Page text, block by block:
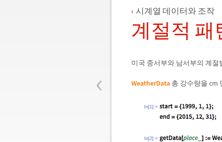
‹
시계열 데이터와 조작
계절적 패
미국 중서부와 남서부의 계
WeatherData 총 강수량을 cm
In[1]:=
In[2]:=